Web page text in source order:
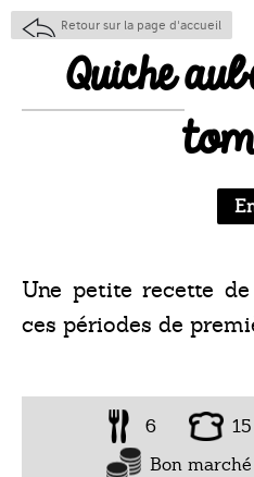
Retour sur la page d'accueil
Quiche
Une petite recette
ces périodes de
6
Bon marché